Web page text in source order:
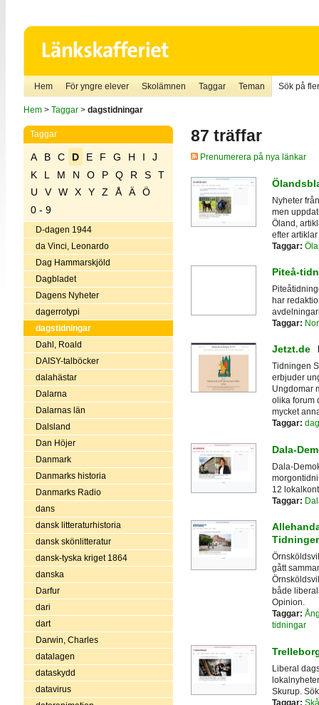
Hem För yngre elever Skolämnen Taggar Teman Sök på
Hem> Taggar> dagstidningar
Taggar
A B C D E F G H I
J
K
L M N O P Q R S
T
U
V W X Y Z Å Ä
Ö
0 - 9
D-dagen 1944
da Vinci, Leonardo
Dag Hammarskjöld
Dagbladet
Dagens Nyheter
dagerrotypi
dagstidningar
Dahl, Roald
DAISY-talböcker
dalahästar
Dalarna
Dalarnas län
Dalsland
Dan Höjer
Danmark
Danmarks historia
Danmarks Radio
dans
dansk litteraturhistoria
dansk skönlitteratur
dansk-tyska kriget 1864
danska
Darfur
dari
dart
Darwin, Charles
datalagen
dataskydd
datavirus
87 träffar
Prenumerera på nya länkar
Nyheter
men
Öland,
efter
Taggar:
Piteå-
har
Taggar:
Jetzt.de
Tidningen
erbjuder
Ungdomar
olika forum
mycket
Taggar:
Dala-
Dala-
12
Taggar:
gått
både
Opinion.
Taggar:
tidningar
Liberal
Skurup.
Taggar: